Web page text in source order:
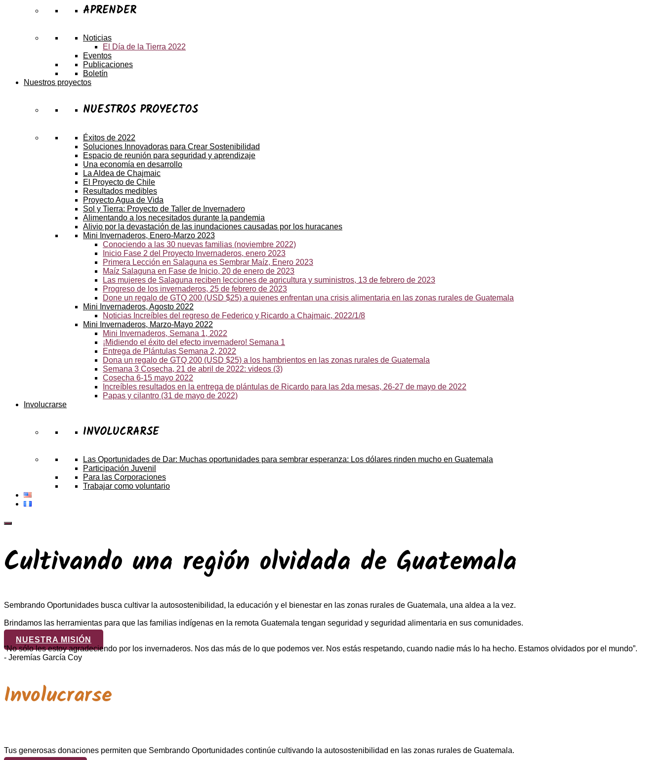
APRENDER
Noticias
El Día de la Tierra 2022
Eventos
Publicaciones
Boletín
Nuestros proyectos
NUESTROS PROYECTOS
Éxitos de 2022
Soluciones Innovadoras para Crear Sostenibilidad
Espacio de reunión para seguridad y aprendizaje
Una economía en desarrollo
La Aldea de Chajmaic
El Proyecto de Chile
Resultados medibles
Proyecto Agua de Vida
Sol y Tierra: Proyecto de Taller de Invernadero
Alimentando a los necesitados durante la pandemia
Alivio por la devastación de las inundaciones causadas por los huracanes
Mini Invernaderos, Enero-Marzo 2023
Conociendo a las 30 nuevas familias (noviembre 2022)
Inicio Fase 2 del Proyecto Invernaderos, enero 2023
Primera Lección en Salaguna es Sembrar Maíz, Enero 2023
Maíz Salaguna en Fase de Inicio, 20 de enero de 2023
Las mujeres de Salaguna reciben lecciones de agricultura y suministros, 13 de febrero de 2023
Progreso de los invernaderos, 25 de febrero de 2023
Done un regalo de GTQ 200 (USD $25) a quienes enfrentan una crisis alimentaria en las zonas rurales de Guatemala
Mini Invernaderos, Agosto 2022
Noticias Increíbles del regreso de Federico y Ricardo a Chajmaic, 2022/1/8
Mini Invernaderos, Marzo-Mayo 2022
Mini Invernaderos, Semana 1, 2022
¡Midiendo el éxito del efecto invernadero! Semana 1
Entrega de Plántulas Semana 2, 2022
Dona un regalo de GTQ 200 (USD $25) a los hambrientos en las zonas rurales de Guatemala
Semana 3 Cosecha, 21 de abril de 2022: videos (3)
Cosecha 6-15 mayo 2022
Increíbles resultados en la entrega de plántulas de Ricardo para las 2da mesas, 26-27 de mayo de 2022
Papas y cilantro (31 de mayo de 2022)
Involucrarse
INVOLUCRARSE
Las Oportunidades de Dar: Muchas oportunidades para sembrar esperanza: Los dólares rinden mucho en Guatemala
Participación Juvenil
Para las Corporaciones
Trabajar como voluntario
Cultivando una región olvidada de Guatemala
Sembrando Oportunidades busca cultivar la autosostenibilidad, la educación y el bienestar en las zonas rurales de Guatemala, una aldea a la vez.
Brindamos las herramientas para que las familias indígenas en la remota Guatemala tengan seguridad y seguridad alimentaria en sus comunidades.
NUESTRA MISIÓN
“No sólo les estoy agradeciendo por los invernaderos. Nos das más de lo que podemos ver. Nos estás respetando, cuando nadie más lo ha hecho. Estamos olvidados por el mundo”.
- Jeremías García Coy
Involucrarse
Tus generosas donaciones permiten que Sembrando Oportunidades continúe cultivando la autosostenibilidad en las zonas rurales de Guatemala.